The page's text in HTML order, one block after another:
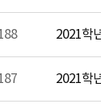
2021학
2021학